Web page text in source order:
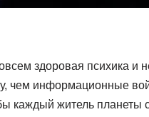
здоровая психика и
чем информационные
каждый житель планеты